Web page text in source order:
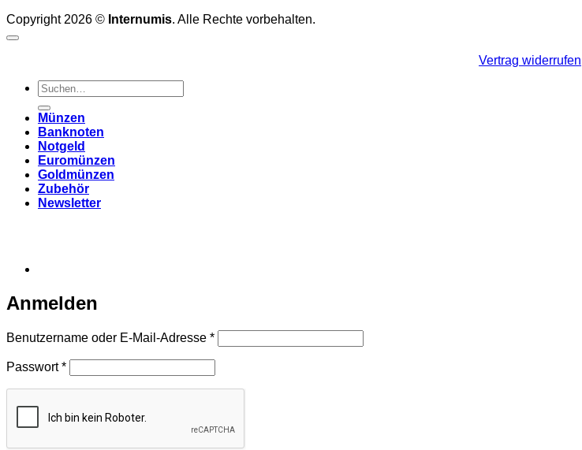
Copyright 2026 © Internumis. Alle Rechte vorbehalten.
Vertrag widerrufen
Suchen
nach:
Münzen
Banknoten
Notgeld
Euromünzen
Goldmünzen
Zubehör
Newsletter
Anmelden
Benutzername oder E-Mail-Adresse *Erforderlich
Passwort*Erforderlich